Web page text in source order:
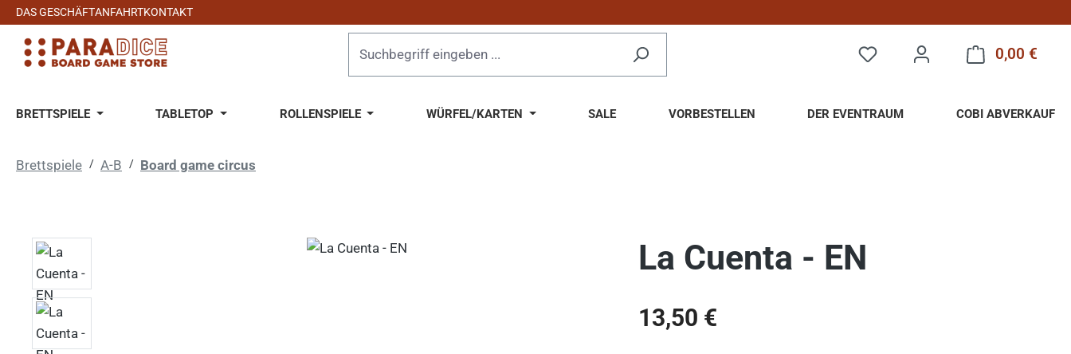
Hauptinhalt springen
Zur Suche springen
Zur Hauptnavigation springen
DAS GESCHÄFTANFAHRTKONTAKT
0,00 €
BRETTSPIELE TABLETOP ROLLENSPIELE WÜRFEL/KARTEN SALE VORBESTELLEN DER EVENTRAUM COBI ABVERKAUF
Brettspiele / A-B / Board game circus
Bildergalerie überspringen La Cuenta - EN
Regulärer Preis:
13,50 €